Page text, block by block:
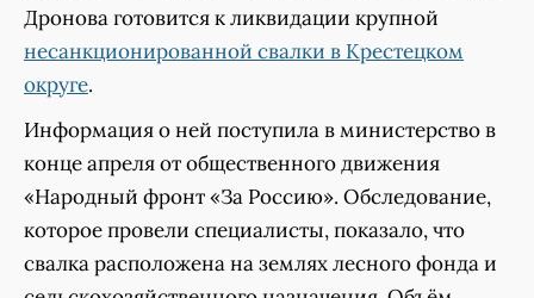
Дронова готовится к ликвидации крупной
несанкционированной свалки в Крестецком
округе.
Информация о ней поступила в министерство в
конце апреля от общественного движения
«Народный фронт «За Россию». Обследование,
которое провели специалисты, показало, что
свалка расположена на землях лесного фонда и